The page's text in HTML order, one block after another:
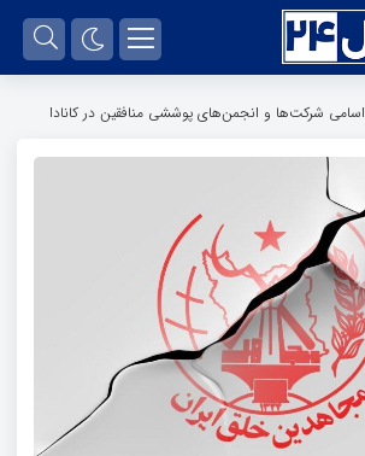
اسامی شرکت‌ها و انجمن‌های پوششی منافقین در کانادا